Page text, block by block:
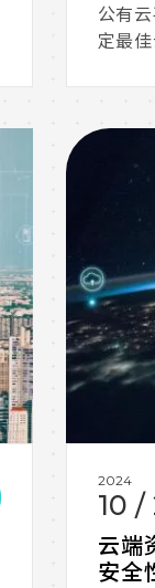
公有
定最
2024
10 /
云端
安全